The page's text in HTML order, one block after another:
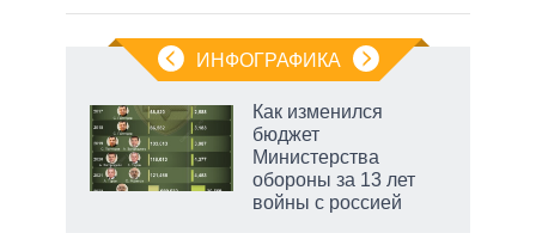
ИНФОГРАФИКА
Как изменился
бюджет
Министерства
обороны за 13 лет
войны с россией